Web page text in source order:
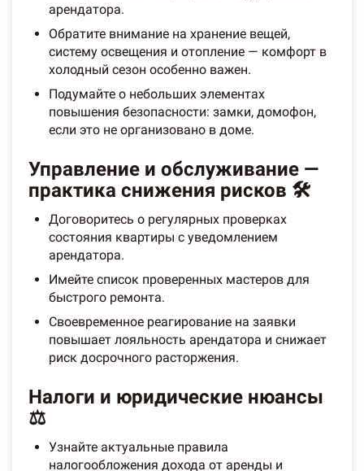
арендатора.
Обратите внимание на хранение вещей,
систему освещения и отопление — комфорт в
холодный сезон особенно важен.
Подумайте о небольших элементах
повышения безопасности: замки, домофон,
если это не организовано в доме.
Управление и обслуживание —
практика снижения рисков 🛠️
Договоритесь о регулярных проверках
состояния квартиры с уведомлением
арендатора.
Имейте список проверенных мастеров для
быстрого ремонта.
Своевременное реагирование на заявки
повышает лояльность арендатора и снижает
риск досрочного расторжения.
Налоги и юридические нюансы
⚖️
Узнайте актуальные правила
налогообложения дохода от аренды и